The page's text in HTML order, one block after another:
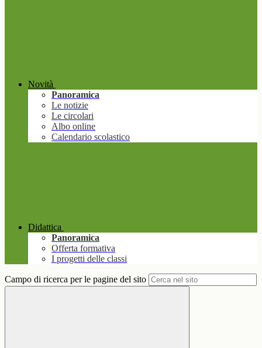
Novità
Panoramica
Le notizie
Le circolari
Albo online
Calendario scolastico
Didattica
Panoramica
Offerta formativa
I progetti delle classi
Campo di ricerca per le pagine del sito